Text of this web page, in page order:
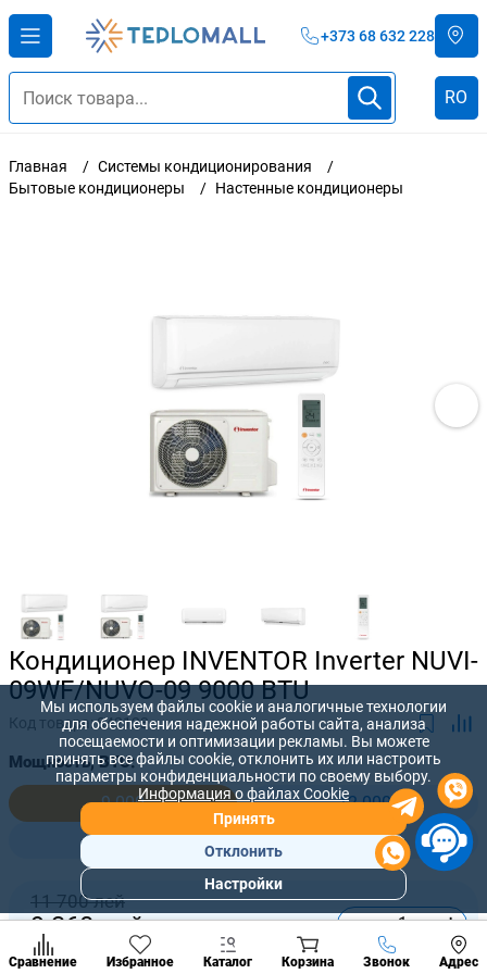
+373 68 632 228
RO
Главная
Системы кондиционирования
Бытовые кондиционеры
Настенные кондиционеры
Кондиционер INVENTOR Inverter NUVI-
09WF/NUVO-09 9000 BTU
Код товара:842123
Мощность, BTU:
9 000
12 000
18 000
24 000
11 700 лей
9 360лей - +
Сравнение Избранное Каталог Корзина Звонок Адрес
Позвонить
разделы
Мы используем файлы cookie и аналогичные технологии
для обеспечения надежной работы сайта, анализа
посещаемости и оптимизации рекламы. Вы можете
принять все файлы cookie, отклонить их или настроить
параметры конфиденциальности по своему выбору.
Информация о файлах Cookie
Принять
Отклонить
Настройки